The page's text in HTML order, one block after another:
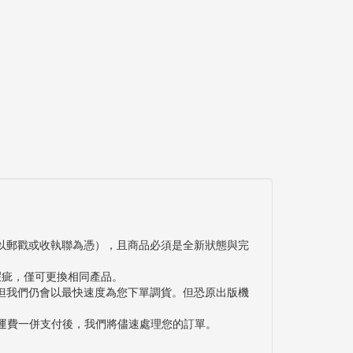
戳或收執聯為憑），且商品必須是全新狀態與完
，僅可更換相同產品。
們仍會以最快速度為您下單調貨。但恐原出版機
一併支付後，我們將儘速處理您的訂單。